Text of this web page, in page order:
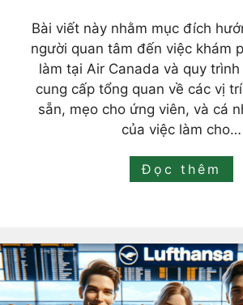
Bài viết này nhằm mục đích
người quan tâm đến việc khám
làm tại Air Canada và quy
cung cấp tổng quan về các vị
sẵn, mẹo cho ứng viên, và cá
của việc làm cho…
Đọc thêm